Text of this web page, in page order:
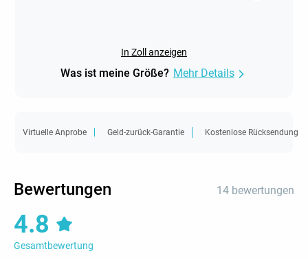
In Zoll anzeigen
Was ist meine Größe? Mehr Details
Virtuelle Anprobe Geld-zurück-Garantie Kostenlose Rücksendung
Bewertungen 14 bewertungen
4.8
Gesamtbewertung